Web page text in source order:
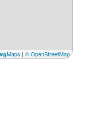
Maps | © OpenStreetMap